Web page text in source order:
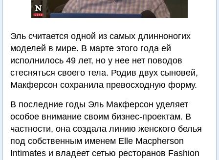
Эль считается одной из самых длинноногих
моделей в мире. В марте этого года ей
исполнилось 49 лет, но у нее нет поводов
стесняться своего тела. Родив двух сыновей,
Макферсон сохранила превосходную форму.
В последние годы Эль Макферсон уделяет
особое внимание своим бизнес-проектам. В
частности, она создала линию женского белья
под собственным именем Elle Macpherson
Intimates и владеет сетью ресторанов Fashion